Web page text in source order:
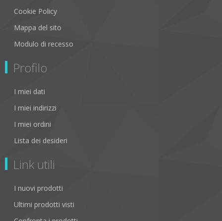
Cookie Policy
Mappa del sito
Modulo di recesso
Profilo
I miei dati
I miei indirizzi
I miei ordini
Lista dei desideri
Link utili
I nuovi prodotti
Ultimi prodotti visti